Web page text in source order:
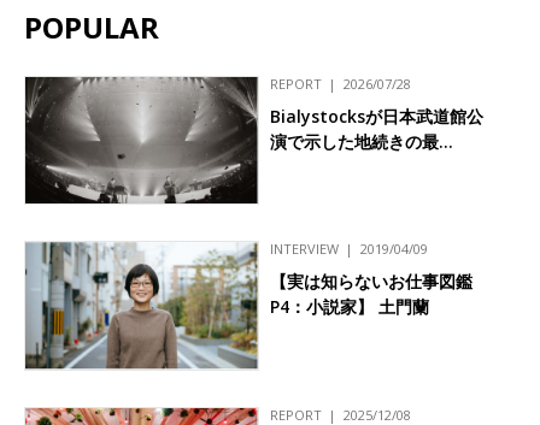
POPULAR
REPORT 2026/07/28
Bialystocksが日本武道館公
演で示した地続きの最…
INTERVIEW 2019/04/09
【実は知らないお仕事図鑑
P4：小説家】 土門蘭
REPORT 2025/12/08